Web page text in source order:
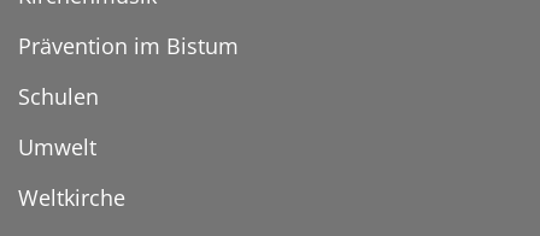
Prävention im Bistum
Schulen
Umwelt
Weltkirche